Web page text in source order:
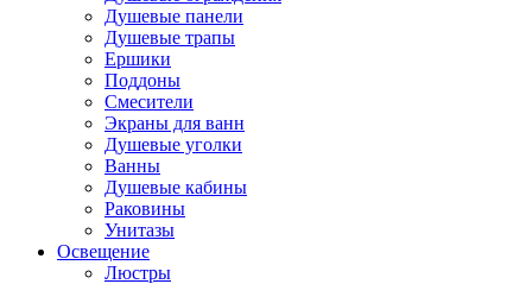
Душевые панели
Душевые трапы
Ершики
Поддоны
Смесители
Экраны для ванн
Душевые уголки
Ванны
Душевые кабины
Раковины
Унитазы
Освещение
Люстры